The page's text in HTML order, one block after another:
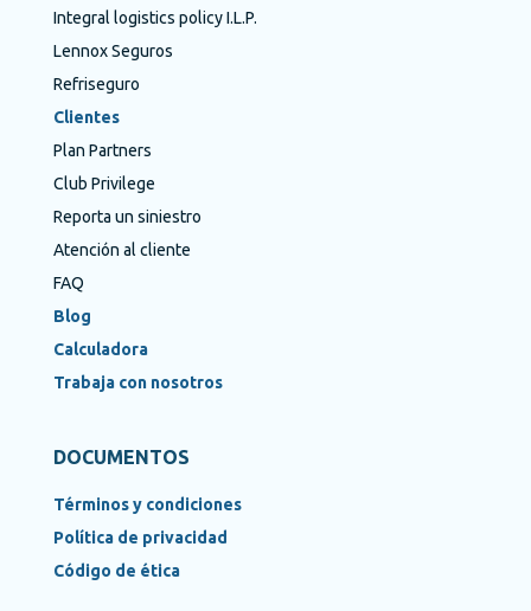
Integral logistics policy I.L.P.
Lennox Seguros
Refriseguro
Clientes
Plan Partners
Club Privilege
Reporta un siniestro
Atención al cliente
FAQ
Blog
Calculadora
Trabaja con nosotros
DOCUMENTOS
Términos y condiciones
Política de privacidad
Código de ética